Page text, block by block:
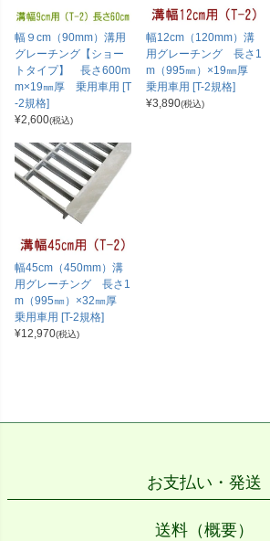
幅９cm（90mm）溝用
グレーチング【ショー
トタイプ】 長さ600m
m×19㎜厚 乗用車用 [T
-2規格]
¥2,600(税込)
幅12cm（120mm）溝
用グレーチング 長さ1
m（995㎜）×19㎜厚
乗用車用 [T-2規格]
¥3,890(税込)
幅45cm（450mm）溝
用グレーチング 長さ1
m（995㎜）×32㎜厚
乗用車用 [T-2規格]
¥12,970(税込)
お支払い・発送
送料（概要）